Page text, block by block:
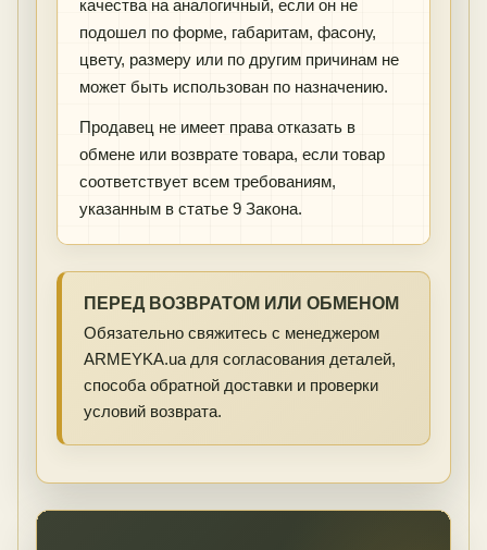
качества на аналогичный, если он не
подошел по форме, габаритам, фасону,
цвету, размеру или по другим причинам не
может быть использован по назначению.
Продавец не имеет права отказать в
обмене или возврате товара, если товар
соответствует всем требованиям,
указанным в статье 9 Закона.
ПЕРЕД ВОЗВРАТОМ ИЛИ ОБМЕНОМ
Обязательно свяжитесь с менеджером
ARMEYKA.ua для согласования деталей,
способа обратной доставки и проверки
условий возврата.